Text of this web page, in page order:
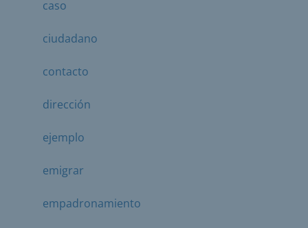
caso
ciudadano
contacto
dirección
ejemplo
emigrar
empadronamiento